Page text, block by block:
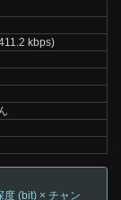
kbps)
度 (bit) × チャン